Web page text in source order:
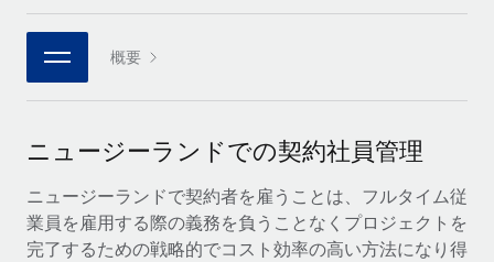
当社のMCPを使用して、あらゆるAIツールをRemoteに接続
統合
基本的なビジネスツールを活用して業務プロセスを効率化す
専門家に相談
グローバル人事・コンプライアンスの専門サポート
パートナーに登録
戦略的テクノロジーパートナー
グローバルな人事機能を柔軟に自社プラットフォームへ統合
当社とのパートナーシップの可能性を検討する
Remote Build 近日リリース予定
統合とAI自動化に関するコンサルティング
職務内容ライブラリ
ウェビナー
イベント
ニュースルーム
給与・人材情報
情報センター
日本語
한국어 概要
ニュージーランドでの契約社員管理
ニュージーランドで契約者を雇うことは、フルタイム従
業員を雇用する際の義務を負うことなくプロジェクトを
完了するための戦略的でコスト効率の高い方法になり得